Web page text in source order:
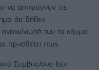
να αποφύγουν τις
ότι δήθεν
του το κόμμα
προσθέτει πως
Συμβουλίου δεν